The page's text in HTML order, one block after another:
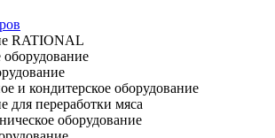
RATIONAL
и кондитерское оборудование
для переработки мяса
оборудование